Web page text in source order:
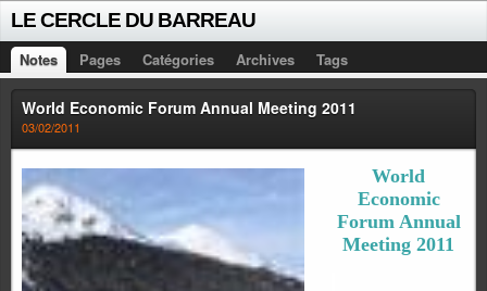
LE CERCLE DU BARREAU
Notes Pages Catégories Archives Tags
World Economic Forum Annual Meeting 2011
03/02/2011
World
Economic
Forum Annual
Meeting 2011